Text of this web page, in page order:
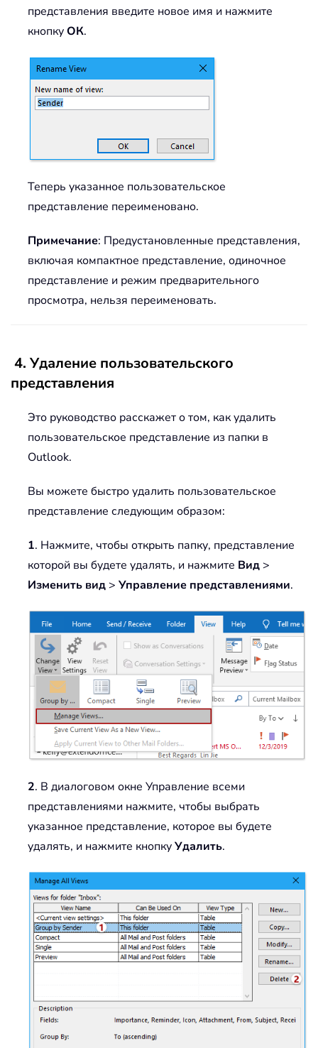
представления введите новое имя и нажмите
кнопкуОК.
Теперь указанное пользовательское
представление переименовано.
Примечание: Предустановленные представления,
включая компактное представление, одиночное
представление и режим предварительного
просмотра, нельзя переименовать.
4. Удаление пользовательского
представления
Это руководство расскажет о том, как удалить
пользовательское представление из папки в
Outlook.
Вы можете быстро удалить пользовательское
представление следующим образом:
1. Нажмите, чтобы открыть папку, представление
которой вы будете удалять, и нажмите Вид >
Изменить вид > Управление представлениями.
2. В диалоговом окне Управление всеми
представлениями нажмите, чтобы выбрать
указанное представление, которое вы будете
удалять, и нажмите кнопкуУдалить.